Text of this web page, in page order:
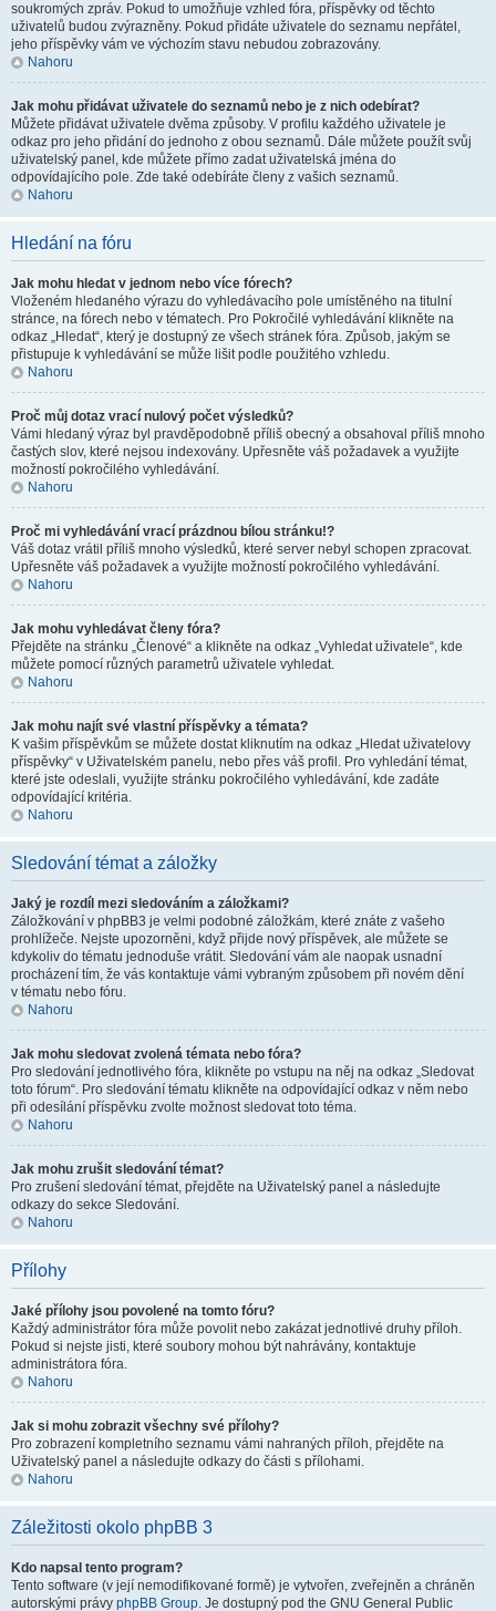
soukromých zpráv. Pokud to umožňuje vzhled fóra, příspěvky od těchto
uživatelů budou zvýrazněny. Pokud přidáte uživatele do seznamu nepřátel,
jeho příspěvky vám ve výchozím stavu nebudou zobrazovány.
Nahoru
Jak mohu přidávat uživatele do seznamů nebo je z nich odebírat?
Můžete přidávat uživatele dvěma způsoby. V profilu každého uživatele je
odkaz pro jeho přidání do jednoho z obou seznamů. Dále můžete použít svůj
uživatelský panel, kde můžete přímo zadat uživatelská jména do
odpovídajícího pole. Zde také odebíráte členy z vašich seznamů.
Nahoru
Hledání na fóru
Jak mohu hledat v jednom nebo více fórech?
Vloženém hledaného výrazu do vyhledávacího pole umístěného na titulní
stránce, na fórech nebo v tématech. Pro Pokročilé vyhledávání klikněte na
odkaz „Hledat“, který je dostupný ze všech stránek fóra. Způsob, jakým se
přistupuje k vyhledávání se může lišit podle použitého vzhledu.
Nahoru
Proč můj dotaz vrací nulový počet výsledků?
Vámi hledaný výraz byl pravděpodobně příliš obecný a obsahoval příliš mnoho
častých slov, které nejsou indexovány. Upřesněte váš požadavek a využijte
možností pokročilého vyhledávání.
Nahoru
Proč mi vyhledávání vrací prázdnou bílou stránku!?
Váš dotaz vrátil příliš mnoho výsledků, které server nebyl schopen zpracovat.
Upřesněte váš požadavek a využijte možností pokročilého vyhledávání.
Nahoru
Jak mohu vyhledávat členy fóra?
Přejděte na stránku „Členové“ a klikněte na odkaz „Vyhledat uživatele“, kde
můžete pomocí různých parametrů uživatele vyhledat.
Nahoru
Jak mohu najít své vlastní příspěvky a témata?
K vašim příspěvkům se můžete dostat kliknutím na odkaz „Hledat uživatelovy
příspěvky“ v Uživatelském panelu, nebo přes váš profil. Pro vyhledání témat,
které jste odeslali, využijte stránku pokročilého vyhledávání, kde zadáte
odpovídající kritéria.
Nahoru
Sledování témat a záložky
Jaký je rozdíl mezi sledováním a záložkami?
Záložkování v phpBB3 je velmi podobné záložkám, které znáte z vašeho
prohlížeče. Nejste upozorněni, když přijde nový příspěvek, ale můžete se
kdykoliv do tématu jednoduše vrátit. Sledování vám ale naopak usnadní
procházení tím, že vás kontaktuje vámi vybraným způsobem při novém dění
v tématu nebo fóru.
Nahoru
Jak mohu sledovat zvolená témata nebo fóra?
Pro sledování jednotlivého fóra, klikněte po vstupu na něj na odkaz „Sledovat
toto fórum“. Pro sledování tématu klikněte na odpovídající odkaz v něm nebo
při odesílání příspěvku zvolte možnost sledovat toto téma.
Nahoru
Jak mohu zrušit sledování témat?
Pro zrušení sledování témat, přejděte na Uživatelský panel a následujte
odkazy do sekce Sledování.
Nahoru
Přílohy
Jaké přílohy jsou povolené na tomto fóru?
Každý administrátor fóra může povolit nebo zakázat jednotlivé druhy příloh.
Pokud si nejste jisti, které soubory mohou být nahrávány, kontaktuje
administrátora fóra.
Nahoru
Jak si mohu zobrazit všechny své přílohy?
Pro zobrazení kompletního seznamu vámi nahraných příloh, přejděte na
Uživatelský panel a následujte odkazy do části s přílohami.
Nahoru
Záležitosti okolo phpBB 3
Kdo napsal tento program?
Tento software (v její nemodifikované formě) je vytvořen, zveřejněn a chráněn
autorskými právy phpBB Group. Je dostupný pod the GNU General Public